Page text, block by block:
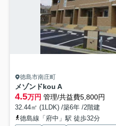
徳島市南庄町
メゾンドkou A
4.5万円 管理/共益費5,800円
32.44㎡ (1LDK) /築6年 /2階建
徳島線「府中」駅 徒歩32分